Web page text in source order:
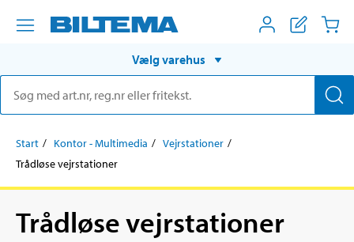
Vælg varehus
Start Kontor - Multimedia
Vejrstationer
Trådløse vejrstationer
Trådløse vejrstationer